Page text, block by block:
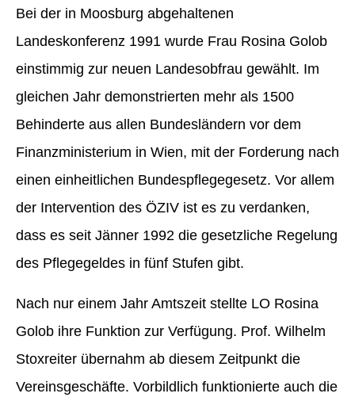
Bei der in Moosburg abgehaltenen
Landeskonferenz 1991 wurde Frau Rosina Golob
einstimmig zur neuen Landesobfrau gewählt. Im
gleichen Jahr demonstrierten mehr als 1500
Behinderte aus allen Bundesländern vor dem
Finanzministerium in Wien, mit der Forderung nach
einen einheitlichen Bundespflegegesetz. Vor allem
der Intervention des ÖZIV ist es zu verdanken,
dass es seit Jänner 1992 die gesetzliche Regelung
des Pflegegeldes in fünf Stufen gibt.
Nach nur einem Jahr Amtszeit stellte LO Rosina
Golob ihre Funktion zur Verfügung. Prof. Wilhelm
Stoxreiter übernahm ab diesem Zeitpunkt die
Vereinsgeschäfte. Vorbildlich funktionierte auch die